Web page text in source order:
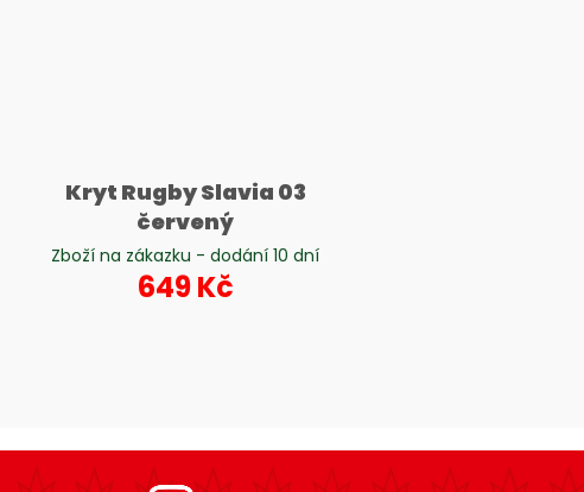
Kryt Rugby Slavia 03
červený
Zboží na zákazku - dodání 10 dní
649 Kč